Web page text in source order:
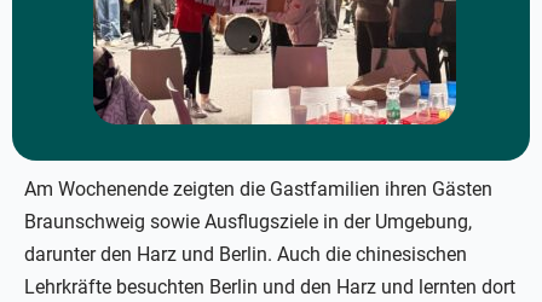
Am Wochenende zeigten die Gastfamilien ihren Gästen
Braunschweig sowie Ausflugsziele in der Umgebung,
darunter den Harz und Berlin. Auch die chinesischen
Lehrkräfte besuchten Berlin und den Harz und lernten dort